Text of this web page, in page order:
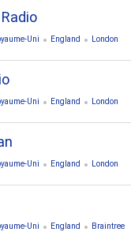
Uni England London
Uni England London
Uni England London
Uni England Braintree